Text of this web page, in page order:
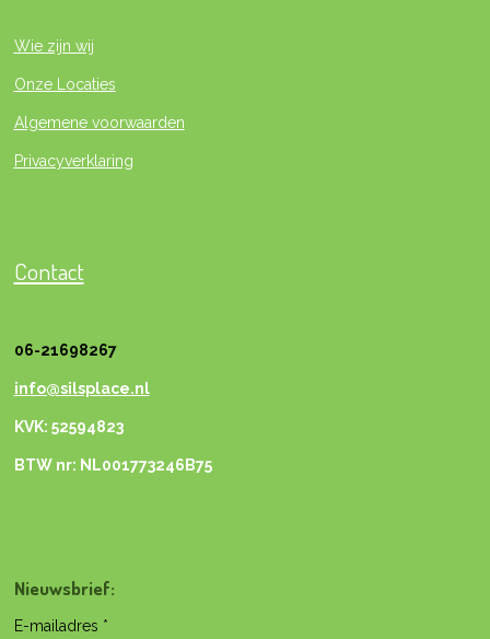
Wie zijn wij
Onze Locaties
Algemene voorwaarden
Privacyverklaring
Contact
06-21698267
info@silsplace.nl
KVK: 52594823
BTW nr: NL001773246B75
Nieuwsbrief:
E-mailadres *